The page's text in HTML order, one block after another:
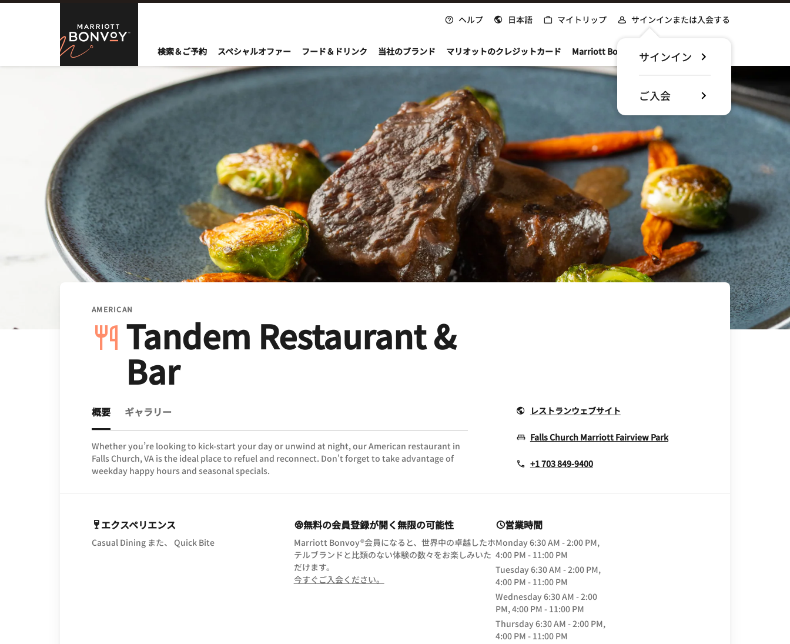
Skip to Content
Marriott Bonvoy
ヘルプ 日本語 マイトリップ サインインまたは入会する
サインイン
ご入会
検索＆ご予約 スペシャルオファー フード＆ドリンク 当社のブランド マリオットのクレジットカード Marriott Bonvoyについて
AMERICAN
Tandem Restaurant &
Bar
概要 ギャラリー
Whether you’re looking to kick-start your day or unwind at night, our American restaurant in
Falls Church, VA is the ideal place to refuel and reconnect. Don't forget to take advantage of
weekday happy hours and seasonal specials.
レストランウェブサイトOpens In New Window
Falls Church Marriott Fairview ParkOpens In New Window
+1 703 849-9400
エクスペリエンス
Casual Dining また、 Quick Bite
無料の会員登録が開く無限の可能性
Marriott Bonvoy®会員になると、世界中の卓越したホ
テルブランドと比類のない体験の数々をお楽しみいた
だけます。
今すぐご入会ください。
営業時間
Monday6:30 AM - 2:00 PM,
4:00 PM - 11:00 PM
Tuesday6:30 AM - 2:00 PM,
4:00 PM - 11:00 PM
Wednesday6:30 AM - 2:00
PM, 4:00 PM - 11:00 PM
Thursday6:30 AM - 2:00 PM,
4:00 PM - 11:00 PM